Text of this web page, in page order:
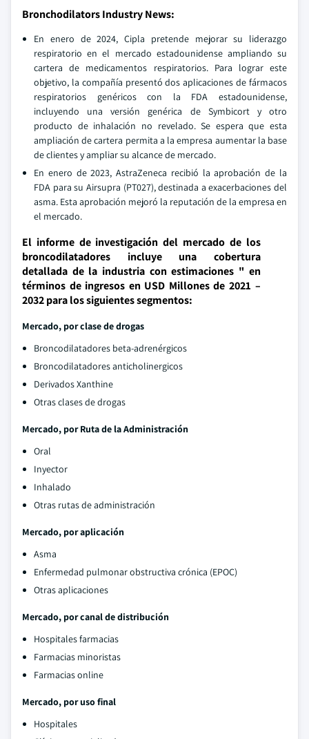
Bronchodilators Industry News:
En enero de 2024, Cipla pretende mejorar su liderazgo
respiratorio en el mercado estadounidense ampliando su
cartera de medicamentos respiratorios. Para lograr este
objetivo, la compañía presentó dos aplicaciones de fármacos
respiratorios genéricos con la FDA estadounidense,
incluyendo una versión genérica de Symbicort y otro
producto de inhalación no revelado. Se espera que esta
ampliación de cartera permita a la empresa aumentar la base
de clientes y ampliar su alcance de mercado.
En enero de 2023, AstraZeneca recibió la aprobación de la
FDA para su Airsupra (PT027), destinada a exacerbaciones del
asma. Esta aprobación mejoró la reputación de la empresa en
el mercado.
El informe de investigación del mercado de los
broncodilatadores incluye una cobertura
detallada de la industria con estimaciones " en
términos de ingresos en USD Millones de 2021 –
2032 para los siguientes segmentos:
Mercado, por clase de drogas
Broncodilatadores beta-adrenérgicos
Broncodilatadores anticholinergicos
Derivados Xanthine
Otras clases de drogas
Mercado, por Ruta de la Administración
Oral
Inyector
Inhalado
Otras rutas de administración
Mercado, por aplicación
Asma
Enfermedad pulmonar obstructiva crónica (EPOC)
Otras aplicaciones
Mercado, por canal de distribución
Hospitales farmacias
Farmacias minoristas
Farmacias online
Mercado, por uso final
Hospitales